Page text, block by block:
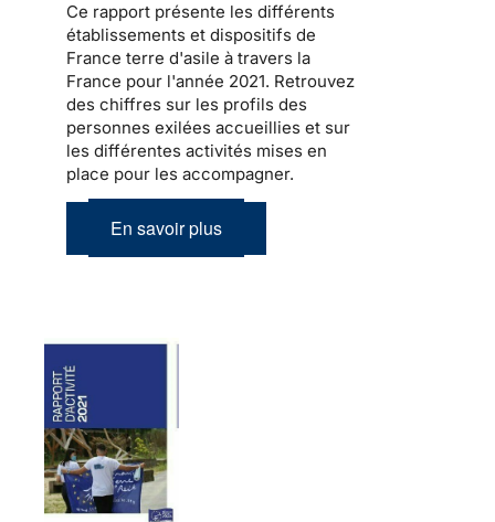
Ce rapport présente les différents
établissements et dispositifs de
France terre d'asile à travers la
France pour l'année 2021. Retrouvez
des chiffres sur les profils des
personnes exilées accueillies et sur
les différentes activités mises en
place pour les accompagner.
En savoir plus